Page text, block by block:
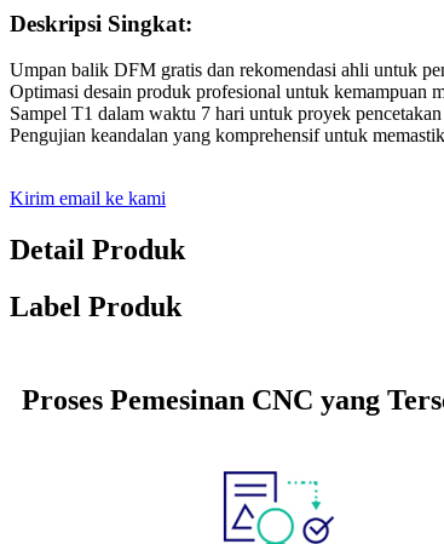
Deskripsi Singkat:
Umpan balik DFM gratis dan rekomendasi ahli untuk
Optimasi desain produk profesional untuk kemampuan
Sampel T1 dalam waktu 7 hari untuk proyek
Pengujian keandalan yang komprehensif untuk
Kirim email ke kami
Detail Produk
Label Produk
Proses Pemesinan CNC yang